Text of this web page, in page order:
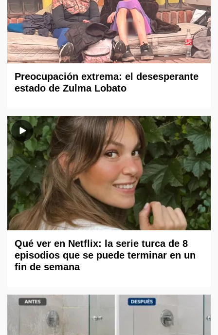
Preocupación extrema: el desesperante
estado de Zulma Lobato
Qué ver en Netflix: la serie turca de 8
episodios que se puede terminar en un
fin de semana